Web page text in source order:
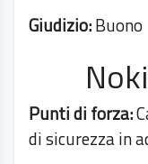
Giudizio:Buono
Punti di forza:
di sicurezza in